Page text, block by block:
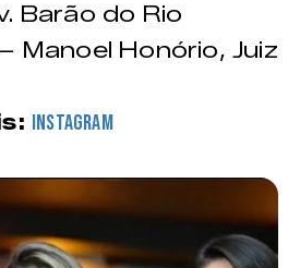
Barão do Rio
Manoel Honório, Juiz
Instagram